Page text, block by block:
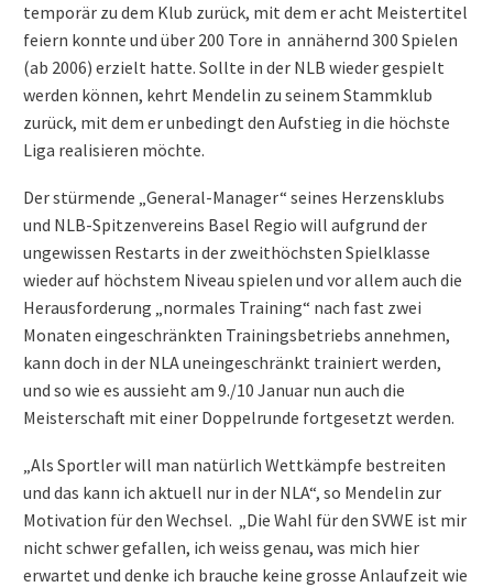
temporär zu dem Klub zurück, mit dem er acht Meistertitel
feiern konnte und über 200 Tore in annähernd 300 Spielen
(ab 2006) erzielt hatte. Sollte in der NLB wieder gespielt
werden können, kehrt Mendelin zu seinem Stammklub
zurück, mit dem er unbedingt den Aufstieg in die höchste
Liga realisieren möchte.
Der stürmende „General-Manager“ seines Herzensklubs
und NLB-Spitzenvereins Basel Regio will aufgrund der
ungewissen Restarts in der zweithöchsten Spielklasse
wieder auf höchstem Niveau spielen und vor allem auch die
Herausforderung „normales Training“ nach fast zwei
Monaten eingeschränkten Trainingsbetriebs annehmen,
kann doch in der NLA uneingeschränkt trainiert werden,
und so wie es aussieht am 9./10 Januar nun auch die
Meisterschaft mit einer Doppelrunde fortgesetzt werden.
„Als Sportler will man natürlich Wettkämpfe bestreiten
und das kann ich aktuell nur in der NLA“, so Mendelin zur
Motivation für den Wechsel. „Die Wahl für den SVWE ist mir
nicht schwer gefallen, ich weiss genau, was mich hier
erwartet und denke ich brauche keine grosse Anlaufzeit wie